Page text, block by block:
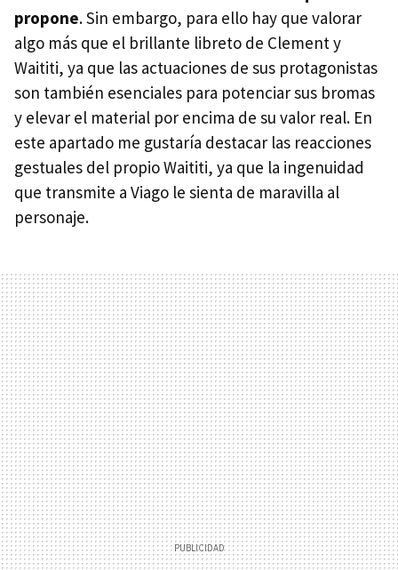
propone. Sin embargo, para ello hay que valorar
algo más que el brillante libreto de Clement y
Waititi, ya que las actuaciones de sus protagonistas
son también esenciales para potenciar sus bromas
y elevar el material por encima de su valor real. En
este apartado me gustaría destacar las reacciones
gestuales del propio Waititi, ya que la ingenuidad
que transmite a Viago le sienta de maravilla al
personaje.